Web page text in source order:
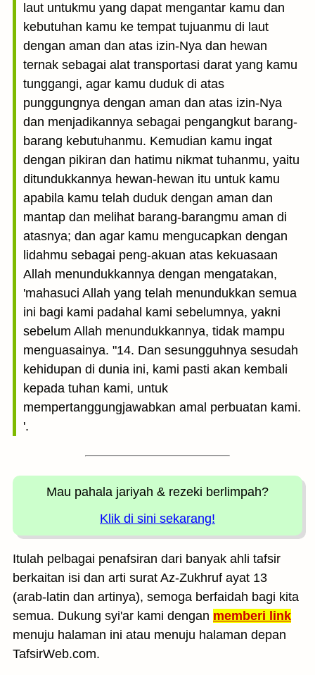
laut untukmu yang dapat mengantar kamu dan
kebutuhan kamu ke tempat tujuanmu di laut
dengan aman dan atas izin-Nya dan hewan
ternak sebagai alat transportasi darat yang kamu
tunggangi, agar kamu duduk di atas
punggungnya dengan aman dan atas izin-Nya
dan menjadikannya sebagai pengangkut barang-
barang kebutuhanmu. Kemudian kamu ingat
dengan pikiran dan hatimu nikmat tuhanmu, yaitu
ditundukkannya hewan-hewan itu untuk kamu
apabila kamu telah duduk dengan aman dan
mantap dan melihat barang-barangmu aman di
atasnya; dan agar kamu mengucapkan dengan
lidahmu sebagai peng-akuan atas kekuasaan
Allah menundukkannya dengan mengatakan,
'mahasuci Allah yang telah menundukkan semua
ini bagi kami padahal kami sebelumnya, yakni
sebelum Allah menundukkannya, tidak mampu
menguasainya. "14. Dan sesungguhnya sesudah
kehidupan di dunia ini, kami pasti akan kembali
kepada tuhan kami, untuk
mempertanggungjawabkan amal perbuatan kami.
'.
Mau pahala jariyah & rezeki berlimpah?
Klik di sini sekarang!
Itulah pelbagai penafsiran dari banyak ahli tafsir
berkaitan isi dan arti surat Az-Zukhruf ayat 13
(arab-latin dan artinya), semoga berfaidah bagi kita
semua. Dukung syi'ar kami dengan memberi link
menuju halaman ini atau menuju halaman depan
TafsirWeb.com.